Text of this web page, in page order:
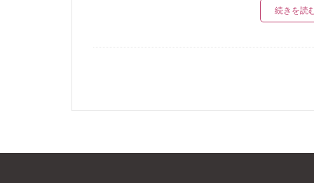
続きを読